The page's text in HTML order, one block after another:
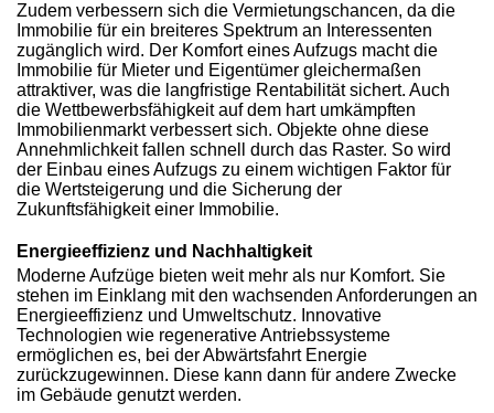
Zudem verbessern sich die Vermietungschancen, da die
Immobilie für ein breiteres Spektrum an Interessenten
zugänglich wird. Der Komfort eines Aufzugs macht die
Immobilie für Mieter und Eigentümer gleichermaßen
attraktiver, was die langfristige Rentabilität sichert. Auch
die Wettbewerbsfähigkeit auf dem hart umkämpften
Immobilienmarkt verbessert sich. Objekte ohne diese
Annehmlichkeit fallen schnell durch das Raster. So wird
der Einbau eines Aufzugs zu einem wichtigen Faktor für
die Wertsteigerung und die Sicherung der
Zukunftsfähigkeit einer Immobilie.
Energieeffizienz und Nachhaltigkeit
Moderne Aufzüge bieten weit mehr als nur Komfort. Sie
stehen im Einklang mit den wachsenden Anforderungen an
Energieeffizienz und Umweltschutz. Innovative
Technologien wie regenerative Antriebssysteme
ermöglichen es, bei der Abwärtsfahrt Energie
zurückzugewinnen. Diese kann dann für andere Zwecke
im Gebäude genutzt werden.